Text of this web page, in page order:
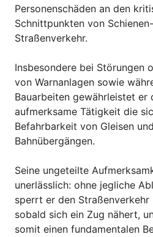
Personenschäden an den
Schnittpunkten von
Straßenverkehr.
Insbesondere bei Störungen
von Warnanlagen sowie
Bauarbeiten gewährleistet er
aufmerksame Tätigkeit die
Befahrbarkeit von Gleisen und
Bahnübergängen.
Seine ungeteilte
unerlässlich: ohne jegliche
sperrt er den Straßenverkehr
sobald sich ein Zug nähert,
somit einen fundamentalen